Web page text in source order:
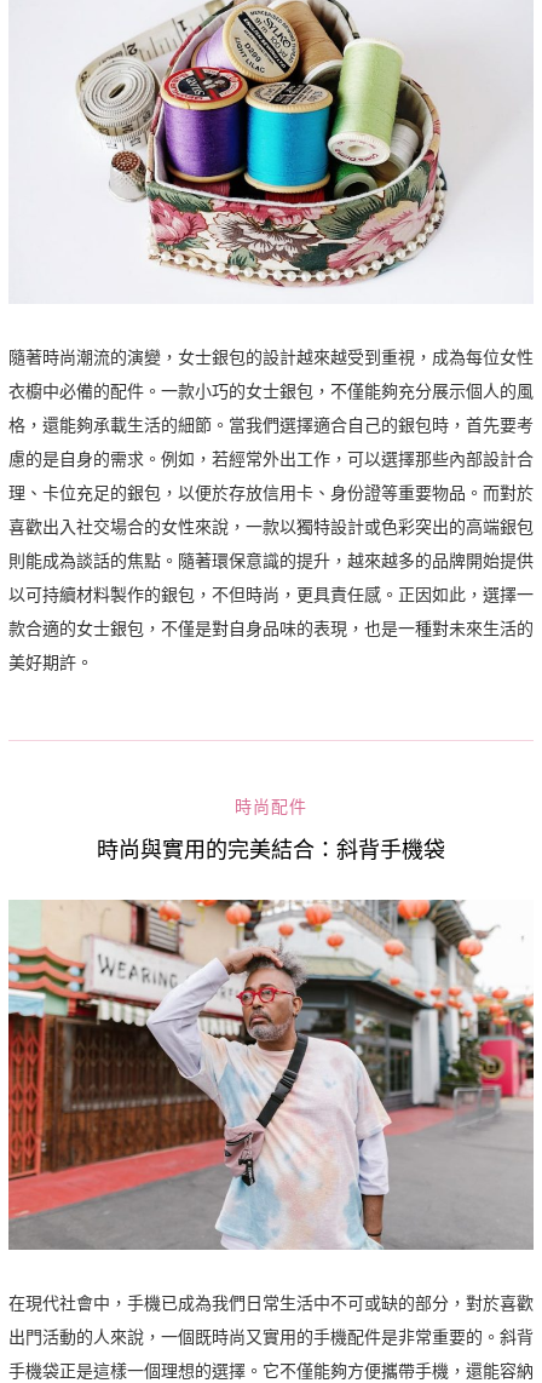
隨著時尚潮流的演變，女士銀包的設計越來越受到重視，成為每位女性
衣櫥中必備的配件。一款小巧的女士銀包，不僅能夠充分展示個人的風
格，還能夠承載生活的細節。當我們選擇適合自己的銀包時，首先要考
慮的是自身的需求。例如，若經常外出工作，可以選擇那些內部設計合
理、卡位充足的銀包，以便於存放信用卡、身份證等重要物品。而對於
喜歡出入社交場合的女性來說，一款以獨特設計或色彩突出的高端銀包
則能成為談話的焦點。隨著環保意識的提升，越來越多的品牌開始提供
以可持續材料製作的銀包，不但時尚，更具責任感。正因如此，選擇一
款合適的女士銀包，不僅是對自身品味的表現，也是一種對未來生活的
美好期許。
時尚配件
時尚與實用的完美結合：斜背手機袋
在現代社會中，手機已成為我們日常生活中不可或缺的部分，對於喜歡
出門活動的人來說，一個既時尚又實用的手機配件是非常重要的。斜背
手機袋正是這樣一個理想的選擇。它不僅能夠方便攜帶手機，還能容納